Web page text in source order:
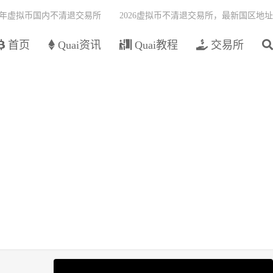
首页 Quai资讯 Quai教程 交易所
虚拟币国内不清退交易所 2026虚拟币不清退交易所，最新国区地址